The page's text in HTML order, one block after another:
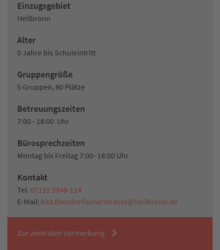
Einzugsgebiet
Heilbronn
Alter
0 Jahre bis Schuleintritt
Gruppengröße
5 Gruppen, 80 Plätze
Betreuungszeiten
7:00 - 18:00 Uhr
Bürosprechzeiten
Montag bis Freitag 7:00–18:00 Uhr
Kontakt
Tel. 07131 3948-114
E-Mail: kita.theodorfischerstrasse@heilbronn.de
Zur zentralen Vormerkung